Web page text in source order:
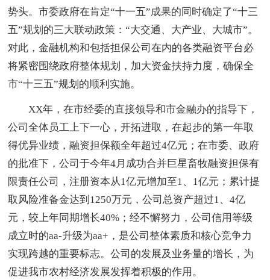
势头。市委政府在肯定“十一五”成果的同时确定了“十三
五”规划的三大联动政策：“大交通、大产业、大城市”。
对此，金融机构和包括担保公司在内的各类融资平台必
将紧密围绕政府整体规划，加大资金扶持力度，确保全
市“十三五”规划的顺利实施。
XX年，在市经委的直接领导和市金融办的指导下，
公司全体员工上下一心，开拓进取，在起步的第一年取
得优异业绩，融资担保额全年超过4亿元；在市委、政府
的批准下，公司于今年4月成功合并巨星畜牧融资担保有
限责任公司，注册资本从1亿元增加至1、1亿元；累计提
取风险准备金达到1250万元，公司总资产超过1、4亿
元，较上年同期增长40%；经不懈努力，公司信用等级
成立时的aa-升级为aa+，是公司整体素质和核心竞争力
实现跨越的重要标志。公司的发展及业务量的增长，为
促进我市农村经济发展发挥着积极的作用。